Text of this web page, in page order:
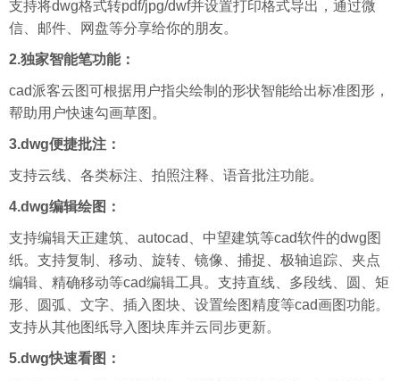
支持将dwg格式转pdf/jpg/dwf并设置打印格式导出，通过微
信、邮件、网盘等分享给你的朋友。
2.独家智能笔功能：
cad派客云图可根据用户指尖绘制的形状智能给出标准图形，
帮助用户快速勾画草图。
3.dwg便捷批注：
支持云线、各类标注、拍照注释、语音批注功能。
4.dwg编辑绘图：
支持编辑天正建筑、autocad、中望建筑等cad软件的dwg图
纸。支持复制、移动、旋转、镜像、捕捉、极轴追踪、夹点
编辑、精确移动等cad编辑工具。支持直线、多段线、圆、矩
形、圆弧、文字、插入图块、设置绘图精度等cad画图功能。
支持从其他图纸导入图块库并云同步更新。
5.dwg快速看图：